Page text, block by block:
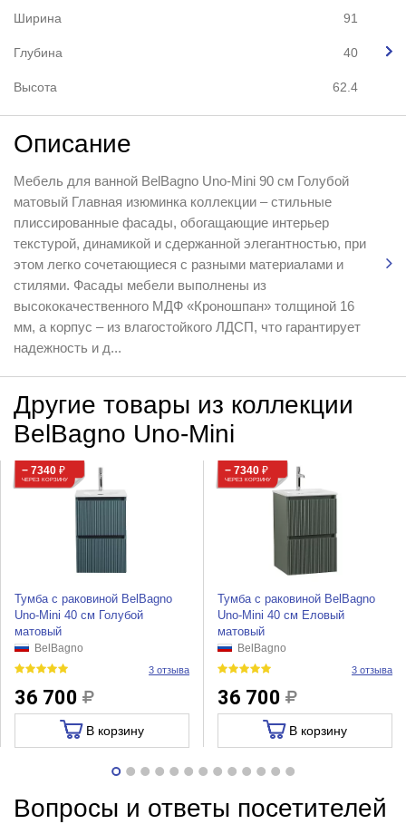
Ширина 91
Глубина 40
Высота 62.4
Описание
Мебель для ванной BelBagno Uno-Mini 90 см Голубой
матовый Главная изюминка коллекции – стильные
плиссированные фасады, обогащающие интерьер
текстурой, динамикой и сдержанной элегантностью, при
этом легко сочетающиеся с разными материалами и
стилями. Фасады мебели выполнены из
высококачественного МДФ «Кроношпан» толщиной 16
мм, а корпус – из влагостойкого ЛДСП, что гарантирует
надежность и д...
Другие товары из коллекции
BelBagno Uno-Mini
− 7340 ₽
ЧЕРЕЗ КОРЗИНУ
Тумба с раковиной BelBagno
Uno-Mini 40 см Голубой
матовый
BelBagno
3 отзыва
36 700
В корзину
− 7340 ₽
ЧЕРЕЗ КОРЗИНУ
Тумба с раковиной BelBagno
Uno-Mini 40 см Еловый
матовый
BelBagno
3 отзыва
36 700
В корзину
Вопросы и ответы посетителей